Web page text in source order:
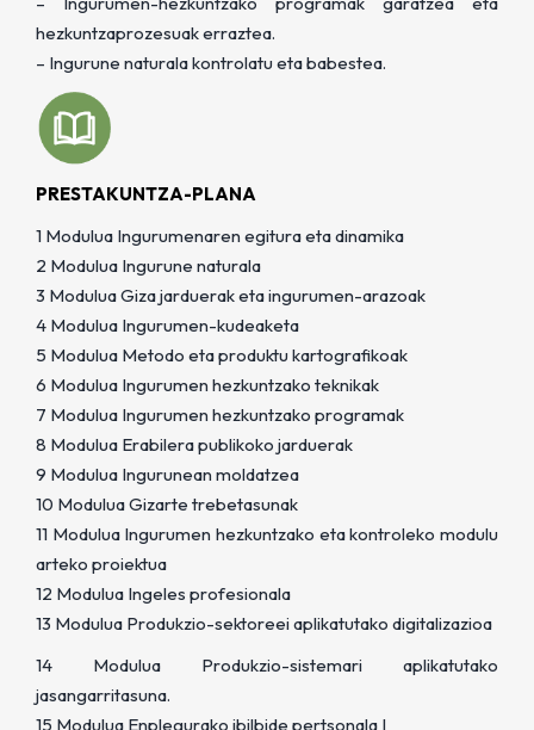
hezkuntzaprozesuak erraztea.
– Ingurune naturala kontrolatu eta babestea.
PRESTAKUNTZA-PLANA
1 Modulua Ingurumenaren egitura eta dinamika
2 Modulua Ingurune naturala
3 Modulua Giza jarduerak eta ingurumen-arazoak
4 Modulua Ingurumen-kudeaketa
5 Modulua Metodo eta produktu kartografikoak
6 Modulua Ingurumen hezkuntzako teknikak
7 Modulua Ingurumen hezkuntzako programak
8 Modulua Erabilera publikoko jarduerak
9 Modulua Ingurunean moldatzea
10 Modulua Gizarte trebetasunak
11 Modulua Ingurumen hezkuntzako eta kontroleko modulu
arteko proiektua
12 Modulua Ingeles profesionala
13 Modulua Produkzio-sektoreei aplikatutako digitalizazioa
14 Modulua Produkzio-sistemari aplikatutako
jasangarritasuna.
15 Modulua Enplegurako ibilbide pertsonala I